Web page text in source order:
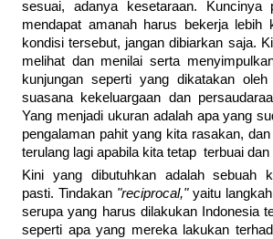
sesuai, adanya kesetaraan. Kuncinya
mendapat amanah harus bekerja lebih
kondisi tersebut, jangan dibiarkan saja.
melihat dan menilai serta
kunjungan seperti yang dikatakan
suasana kekeluargaan dan
Yang menjadi ukuran adalah apa yang
pengalaman pahit yang kita rasakan,
terulang lagi apabila kita tetap terbuai dan
Kini yang dibutuhkan adalah sebuah
pasti. Tindakan "reciprocal," yaitu
serupa yang harus dilakukan Indonesia
seperti apa yang mereka lakukan